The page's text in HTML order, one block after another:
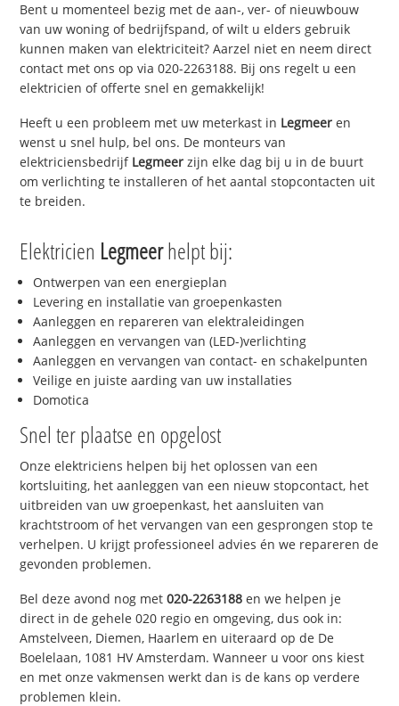
Bent u momenteel bezig met de aan-, ver- of nieuwbouw
van uw woning of bedrijfspand, of wilt u elders gebruik
kunnen maken van elektriciteit? Aarzel niet en neem direct
contact met ons op via 020-2263188. Bij ons regelt u een
elektricien of offerte snel en gemakkelijk!
Heeft u een probleem met uw meterkast in Legmeer en
wenst u snel hulp, bel ons. De monteurs van
elektriciensbedrijf Legmeer zijn elke dag bij u in de buurt
om verlichting te installeren of het aantal stopcontacten uit
te breiden.
Elektricien Legmeerhelpt bij:
Ontwerpen van een energieplan
Levering en installatie van groepenkasten
Aanleggen en repareren van elektraleidingen
Aanleggen en vervangen van (LED-)verlichting
Aanleggen en vervangen van contact- en schakelpunten
Veilige en juiste aarding van uw installaties
Domotica
Snel ter plaatse en opgelost
Onze elektriciens helpen bij het oplossen van een
kortsluiting, het aanleggen van een nieuw stopcontact, het
uitbreiden van uw groepenkast, het aansluiten van
krachtstroom of het vervangen van een gesprongen stop te
verhelpen. U krijgt professioneel advies én we repareren de
gevonden problemen.
Bel deze avond nog met020-2263188 en we helpen je
direct in de gehele 020 regio en omgeving, dus ook in:
Amstelveen, Diemen, Haarlem en uiteraard op de De
Boelelaan, 1081 HV Amsterdam. Wanneer u voor ons kiest
en met onze vakmensen werkt dan is de kans op verdere
problemen klein.